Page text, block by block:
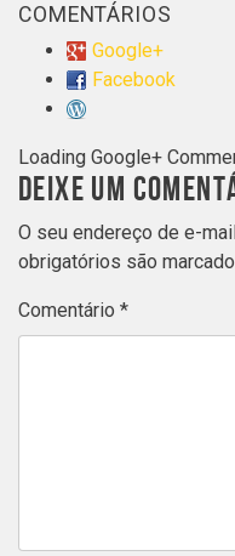
COMENTÁRIOS
Google+
Facebook
Loading Google+
DEIXE UM
O seu endereço de e-
obrigatórios são
Comentário *